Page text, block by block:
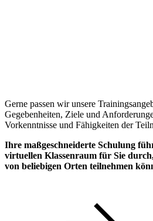
Gerne passen wir unsere
Gegebenheiten, Ziele und
Vorkenntnisse und Fähigkeiten der
Ihre maßgeschneiderte Schulung
virtuellen Klassenraum für Sie
von beliebigen Orten teilnehmen